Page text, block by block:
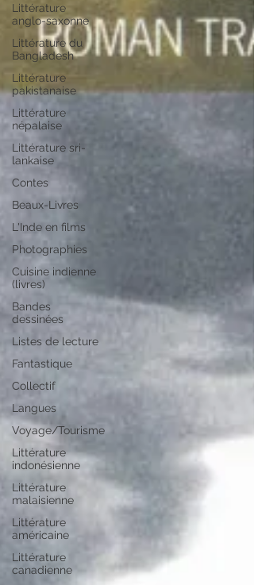
Littérature
anglo-saxonne
Littérature du
Bangladesh
Littérature
pakistanaise
Littérature
népalaise
Littérature sri-
lankaise
Contes
Beaux-Livres
L'Inde en films
Photographies
Cuisine indienne
(livres)
Bandes
dessinées
Listes de lecture
Fantastique
Collectif
Langues
Voyage/Tourisme
Littérature
indonésienne
Littérature
malaisienne
Littérature
américaine
Littérature
canadienne